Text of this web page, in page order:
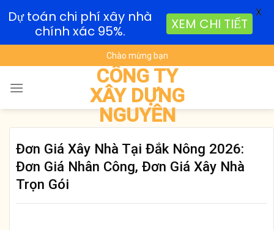
to
content
Chào mừng bạn
CÔNG TY
XÂY DỰNG
NGUYÊN
Đơn Giá Xây Nhà Tại Đắk Nông 2026:
Đơn Giá Nhân Công, Đơn Giá Xây Nhà
Trọn Gói
Dự toán chi phí xây nhà
chính xác 95%.
XEM CHI TIẾT
X